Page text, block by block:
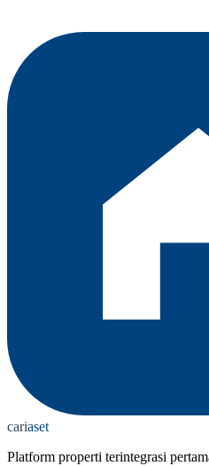
cariaset
Platform properti terintegrasi